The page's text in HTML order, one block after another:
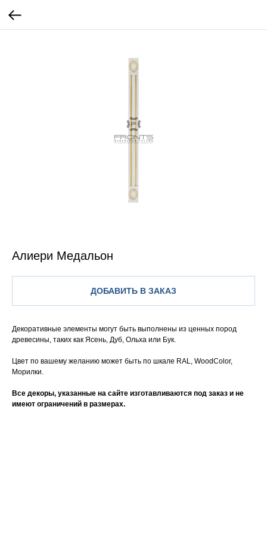
Алиери Медальон
ДОБАВИТЬ В ЗАКАЗ
Декоративные элементы могут быть выполнены из ценных пород
древесины, таких как Ясень, Дуб, Ольха или Бук.
Цвет по вашему желанию может быть по шкале RAL, WoodColor,
Морилки.
Все декоры, указанные на сайте изготавливаются под заказ и не
имеют ограничений в размерах.